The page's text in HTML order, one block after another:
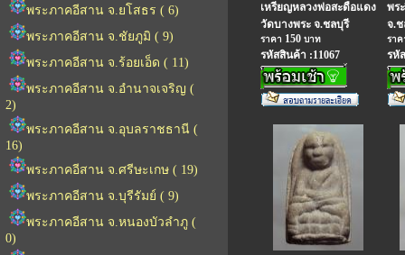
พระภาคอีสาน จ.ยโสธร ( 6)
พระภาคอีสาน จ.ชัยภูมิ ( 9)
พระภาคอีสาน จ.ร้อยเอ็ด ( 11)
พระภาคอีสาน จ.อำนาจเจริญ (
2)
พระภาคอีสาน จ.อุบลราชธานี (
16)
พระภาคอีสาน จ.ศรีษะเกษ ( 19)
พระภาคอีสาน จ.บุรีรัมย์ ( 9)
พระภาคอีสาน จ.หนองบัวลำภู (
0)
เหรียญหลวงพ่อสะดือแดง
วัดบางพระ จ.ชลบุรี
ราคา 150 บาท
รหัสสินค้า :11067
พร
จ.ช
รา
รหั